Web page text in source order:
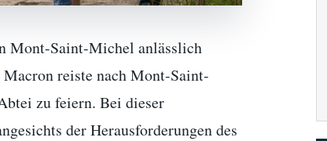
Mont-Saint-Michel anlässlich
Macron reiste nach Mont-Saint-
zu feiern. Bei dieser
der Herausforderungen des